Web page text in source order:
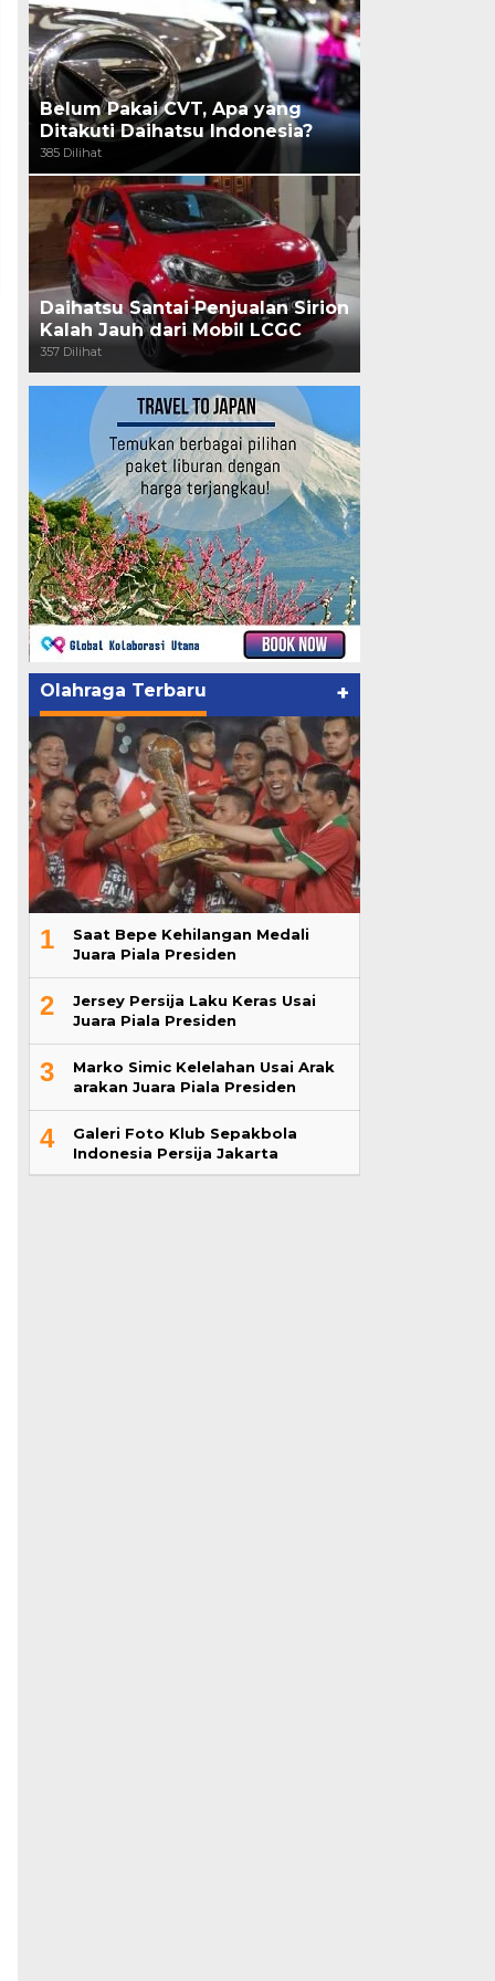
Belum Pakai CVT, Apa yang
Ditakuti Daihatsu Indonesia?
385 Dilihat
Daihatsu Santai Penjualan Sirion
Kalah Jauh dari Mobil LCGC
357 Dilihat
Olahraga Terbaru +
1
Saat Bepe Kehilangan Medali
Juara Piala Presiden
2
Jersey Persija Laku Keras Usai
Juara Piala Presiden
3
Marko Simic Kelelahan Usai Arak
arakan Juara Piala Presiden
4
Galeri Foto Klub Sepakbola
Indonesia Persija Jakarta